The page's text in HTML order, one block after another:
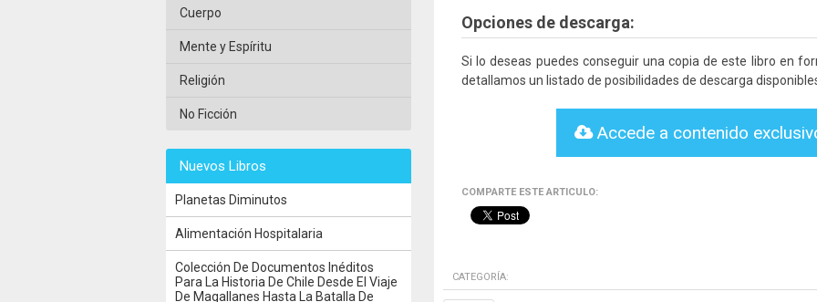
Opciones de descarga:
Si lo deseas puedes conseguir una copia de este libro en
detallamos un listado de posibilidades de descarga
Accede a contenido
COMPARTE ESTE ARTICULO:
CATEGORÍA:
Cuerpo
Mente y Espíritu
Religión
No Ficción
Nuevos Libros
Planetas Diminutos
Alimentación Hospitalaria
Colección De Documentos Inéditos
Para La Historia De Chile Desde El Viaje
De Magallanes Hasta La Batalla De